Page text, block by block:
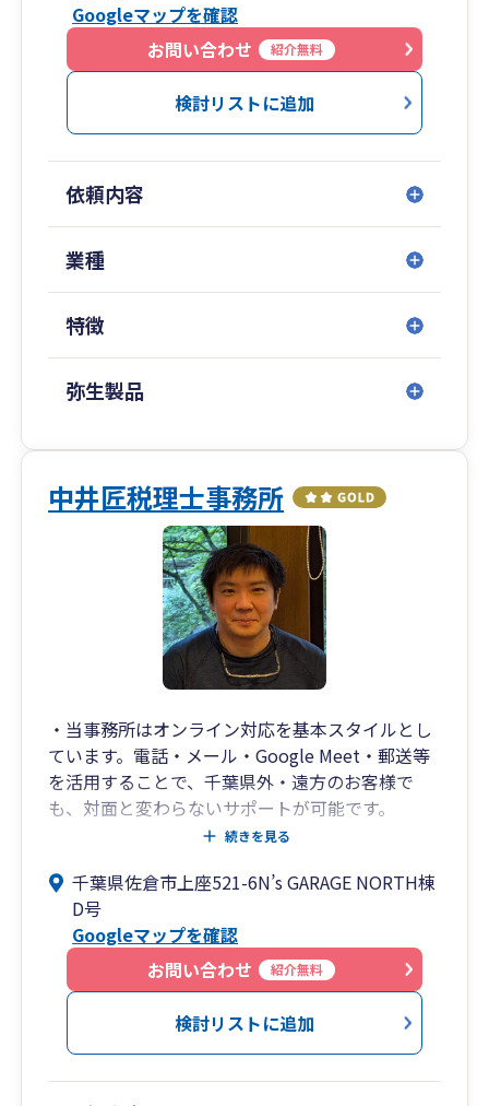
し、融資・事業計画・事業承継・M&Aなどを支援
してきました。
その経験を活かし、経営に役立つ税務・財務アド
バイスを提供しています。
地域金融機関とのネットワークを活かして、
融資のご相談から実行までサポートしています。
導入から運用、申告まで一貫して対応可能です。
現在の税理士に相談しづらい、レスポンスが遅
い、経営の相談ができないとお悩みの方もお気軽
期的な成長をサポートいたします。
Googleマップを確認
お問い合わせ
紹介無料
検討リストに追加
依頼内容
業種
特徴
弥生製品
中井匠税理士事務所
・当事務所はオンライン対応を基本スタイルとし
ています。電話・メール・Google Meet・郵送等
を活用することで、千葉県外・遠方のお客様で
も、対面と変わらないサポートが可能です。
・千葉県佐倉市の南ユーカリが丘近郊（ユーカリ
方、個人事業主の方に特化したサービスを提供し
ております（認定経営革新等支援機関）。
・証券会社に3年ほど勤務した後、会計事務所・
税理士法人で15年以上、総合建設会社の経理責任
者として約5年の勤務と、この業界も長いので安
心してお任せください。
・税理士である私自身が担当させていただきます
続きを見る
千葉県佐倉市上座521-6N’s GARAGE NORTH棟
D号
Googleマップを確認
お問い合わせ
紹介無料
検討リストに追加